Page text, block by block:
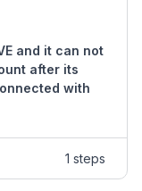
and it can not
after its
with
this exam.
CRM,
Accounting,
1 steps